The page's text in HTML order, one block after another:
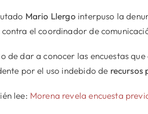
Mario Llergo interpuso la
el coordinador de
de dar a conocer las encuestas
por el uso indebido de recursos
lee: Morena revela encuesta